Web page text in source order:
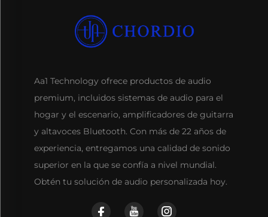
Aa1 Technology ofrece productos de audio
premium, incluidos sistemas de audio para el
hogar y el escenario, amplificadores de guitarra
y altavoces Bluetooth. Con más de 22 años de
experiencia, entregamos una calidad de sonido
superior en la que se confía a nivel mundial.
Obtén tu solución de audio personalizada hoy.